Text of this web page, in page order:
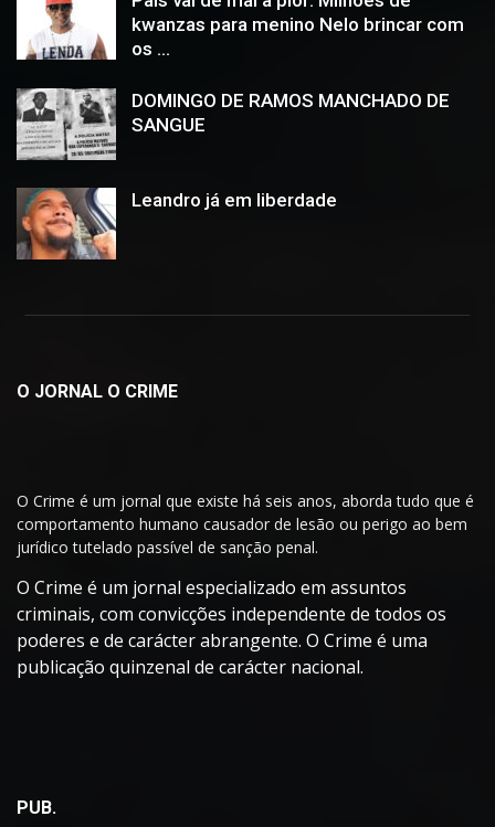
kwanzas para menino Nelo brincar com
os ...
DOMINGO DE RAMOS MANCHADO DE
SANGUE
Leandro já em liberdade
O JORNAL O CRIME
O Crime é um jornal que existe há seis anos, aborda tudo que é
comportamento humano causador de lesão ou perigo ao bem
jurídico tutelado passível de sanção penal.
O Crime é um jornal especializado em assuntos
criminais, com convicções independente de todos os
poderes e de carácter abrangente. O Crime é uma
publicação quinzenal de carácter nacional.
PUB.